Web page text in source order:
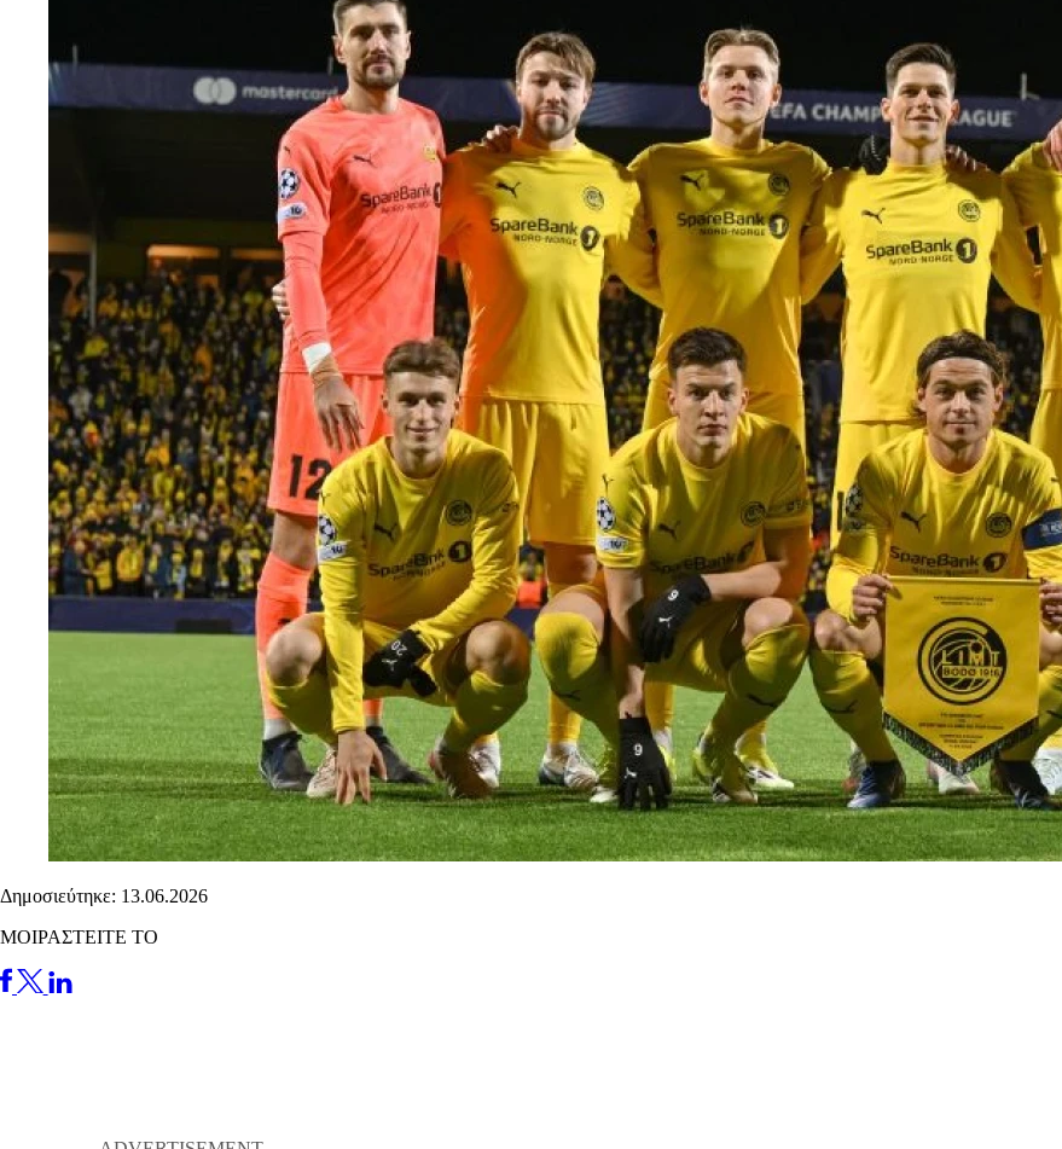
Δημοσιεύτηκε: 13.06.2026
ΜΟΙΡΑΣΤΕΙΤΕ ΤΟ